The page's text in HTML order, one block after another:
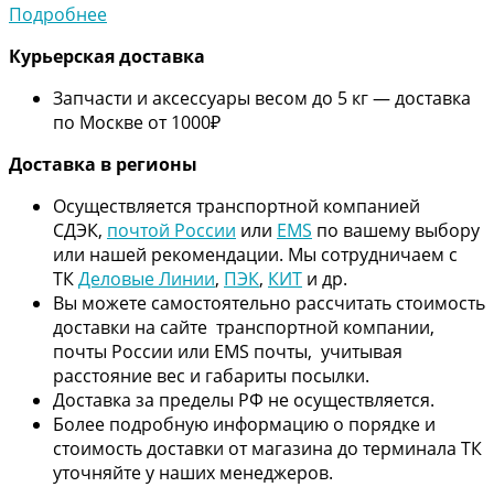
Подробнее
Курьерская доставка
Запчасти и аксессуары весом до 5 кг — доставка
по Москве от 1000₽
Доставка в регионы
Осуществляется транспортной компанией
СДЭК, почтой России или EMS по вашему выбору
или нашей рекомендации. Мы сотрудничаем с
ТКДеловые Линии, ПЭК, КИТ и др.
Вы можете самостоятельно рассчитать стоимость
доставки на сайте транспортной компании,
почты России или EMS почты, учитывая
расстояние вес и габариты посылки.
Доставка за пределы РФ не осуществляется.
Более подробную информацию о порядке и
стоимость доставки от магазина до терминала ТК
уточняйте у наших менеджеров.